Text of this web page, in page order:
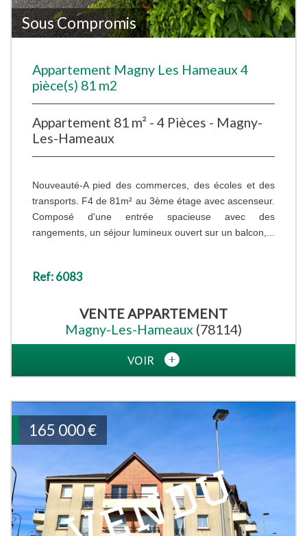
Sous Compromis
Appartement Magny Les Hameaux 4
pièce(s) 81 m2
Appartement 81 m² - 4 Pièces - Magny-
Les-Hameaux
Nouveauté-A pied des commerces, des écoles et des
transports. F4 de 81m² au 3ème étage avec ascenseur.
Composé d'une entrée spacieuse avec des
rangements, un séjour lumineux ouvert sur un balcon,...
Ref: 6083
VENTEAPPARTEMENT
Magny-Les-Hameaux (78114)
VOIR
165 000€